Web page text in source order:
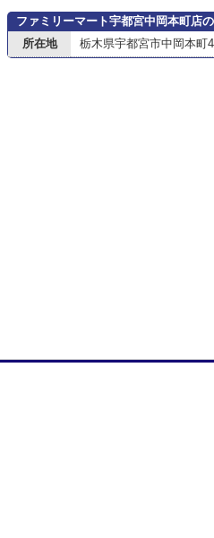
ファミリーマート宇都宮中岡本町店
所在地
栃木県宇都宮市中岡本町